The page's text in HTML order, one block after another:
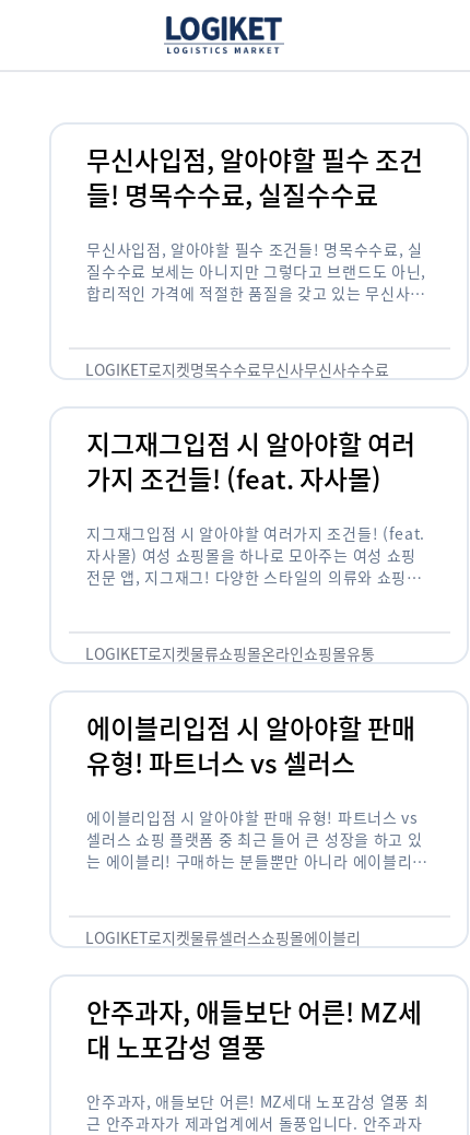
무신사입점, 알아야할 필수 조건
들! 명목수수료, 실질수수료
무신사입점, 알아야할 필수 조건들! 명목수수료, 실
질수수료 보세는 아니지만 그렇다고 브랜드도 아닌,
합리적인 가격에 적절한 품질을 갖고 있는 무신사!
LOGIKET로지켓명목수수료무신사무신사수수료
지그재그입점 시 알아야할 여러
가지 조건들! (feat. 자사몰)
지그재그입점 시 알아야할 여러가지 조건들! (feat.
자사몰) 여성 쇼핑몰을 하나로 모아주는 여성 쇼핑
전문 앱, 지그재그! 다양한 스타일의 의류와 쇼핑몰
LOGIKET로지켓물류쇼핑몰온라인쇼핑몰유통
에이블리입점 시 알아야할 판매
유형! 파트너스 vs 셀러스
에이블리입점 시 알아야할 판매 유형! 파트너스 vs
셀러스 쇼핑 플랫폼 중 최근 들어 큰 성장을 하고 있
는 에이블리! 구매하는 분들뿐만 아니라 에이블리에
LOGIKET로지켓물류셀러스쇼핑몰에이블리
안주과자, 애들보단 어른! MZ세
대 노포감성 열풍
안주과자, 애들보단 어른! MZ세대 노포감성 열풍 최
근 안주과자가 제과업계에서 돌풍입니다. 안주과자